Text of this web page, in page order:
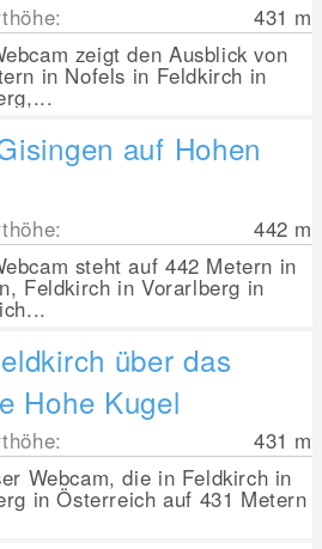
431 m
zeigt den Ausblick von
in Nofels in Feldkirch in
auf Hohen
442 m
steht auf 442 Metern in
Feldkirch in Vorarlberg in
über das
Hohe Kugel
431 m
Webcam, die in Feldkirch in
in Österreich auf 431 Metern